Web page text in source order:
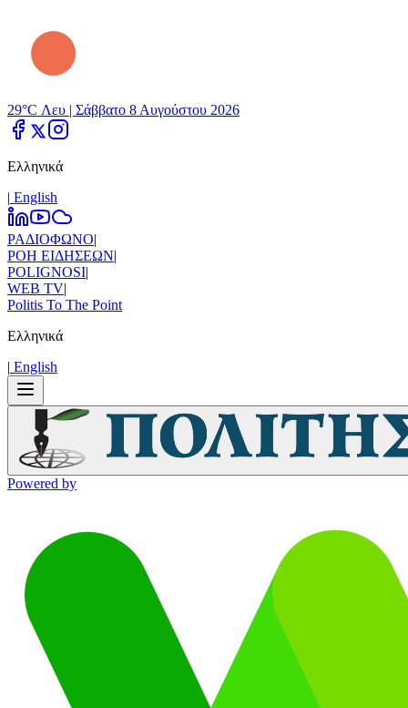
29°C Λευ | Σάββατο 8 Αυγούστου 2026
Ελληνικά
| Εnglish
ΡΑΔΙΟΦΩΝΟ|
ΡΟΗ ΕΙΔΗΣΕΩΝ|
POLIGNOSI|
WEB TV|
Politis To The Point
Ελληνικά
| Εnglish
Powered by